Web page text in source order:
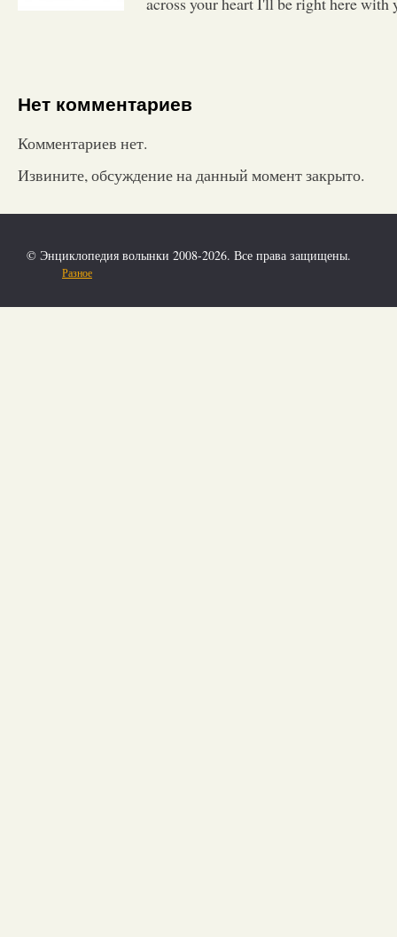
Нет комментариев
Комментариев нет.
Извините, обсуждение на данный момент закрыто.
© Энциклопедия волынки 2008-2026. Все права защищены.
Разное